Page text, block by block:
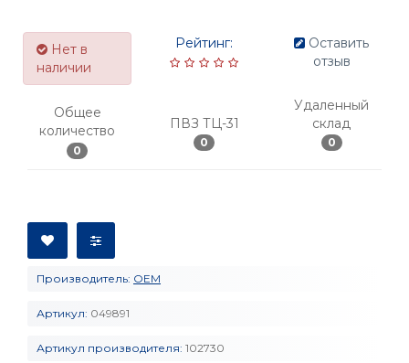
Нет в
наличии
Общее
количество
0
Рейтинг:
ПВЗ ТЦ-31
0
Оставить
отзыв
Удаленный
склад
0
Производитель: OEM
Артикул: 049891
Артикул производителя: 102730